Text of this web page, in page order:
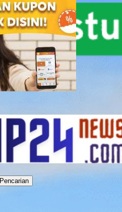
Pencarian